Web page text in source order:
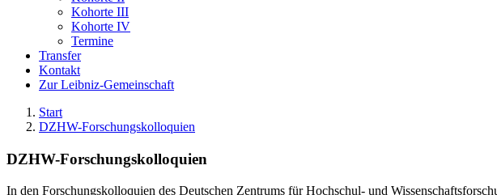
Kohorte III
Kohorte IV
Termine
Transfer
Kontakt
Zur Leibniz-Gemeinschaft
Start
DZHW-Forschungskolloquien
DZHW-Forschungskolloquien
In den Forschungskolloquien des Deutschen Zentrums für Hochschul- und